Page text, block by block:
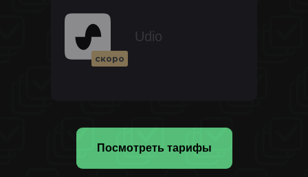
Udio
скоро
Посмотреть тарифы